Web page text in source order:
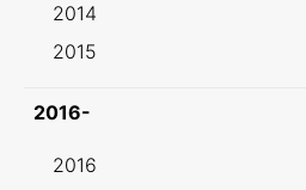
2014
2015
2016-
2016